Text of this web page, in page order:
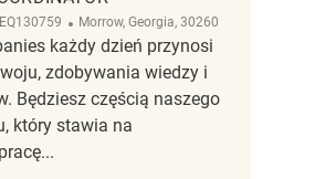
Lokalizacja
Morrow, Georgia, 30260
każdy dzień przynosi
zdobywania wiedzy i
Będziesz częścią naszego
który stawia na